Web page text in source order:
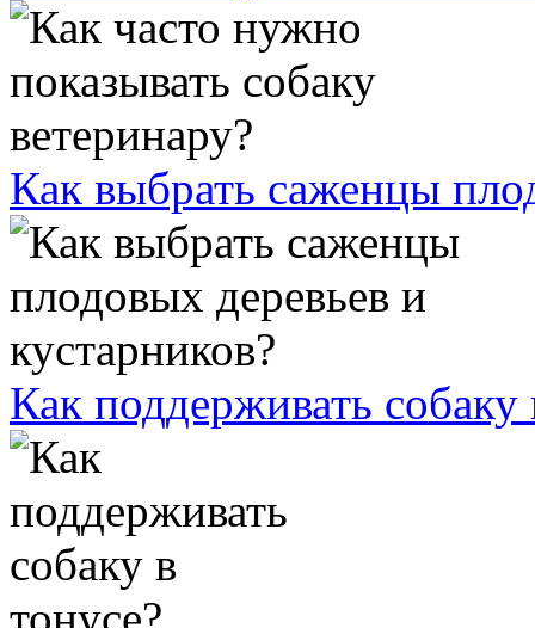
Как выбрать саженцы
Как поддерживать собаку